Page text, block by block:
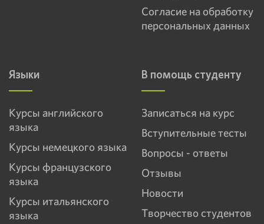
Согласие на обработку
персональных данных
В помощь студенту
Записаться на курс
Вступительные тесты
Вопросы - ответы
Отзывы
Новости
Творчество студентов
Языки
Курсы английского
языка
Курсы немецкого языка
Курсы французского
языка
Курсы итальянского
языка